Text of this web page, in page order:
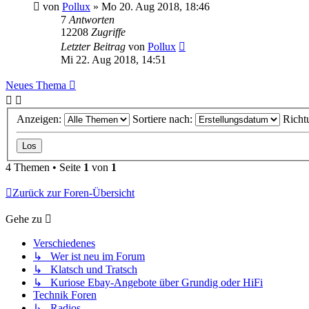
von Pollux » Mo 20. Aug 2018, 18:46
7 Antworten
12208 Zugriffe
Letzter Beitrag von Pollux
Mi 22. Aug 2018, 14:51
Neues Thema
Anzeigen: Sortiere nach:
4 Themen • Seite 1 von 1
Zurück zur Foren-Übersicht
Gehe zu
Verschiedenes
↳ Wer ist neu im Forum
↳ Klatsch und Tratsch
↳ Kuriose Ebay-Angebote über Grundig oder HiFi
Technik Foren